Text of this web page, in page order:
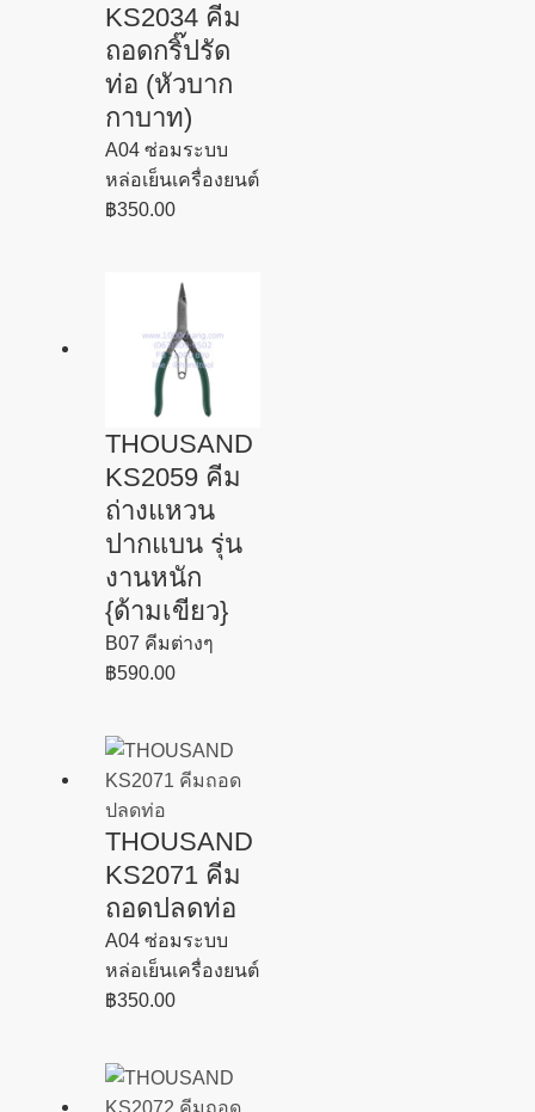
KS2034 คีม
ถอดกริ๊ปรัด
ท่อ (หัวบาก
กาบาท)
A04 ซ่อมระบบ
หล่อเย็นเครื่องยนต์
฿350.00
THOUSAND
KS2059 คีม
ถ่างแหวน
ปากแบน รุ่น
งานหนัก
{ด้ามเขียว}
B07 คีมต่างๆ
฿590.00
THOUSAND
KS2071 คีม
ถอดปลดท่อ
A04 ซ่อมระบบ
หล่อเย็นเครื่องยนต์
฿350.00